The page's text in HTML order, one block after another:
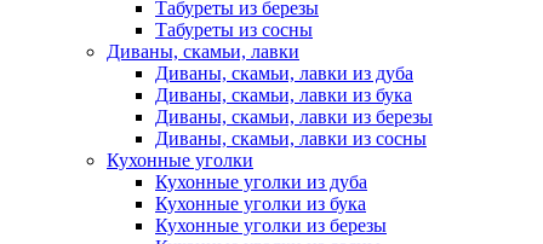
Табуреты из березы
Табуреты из сосны
Диваны, скамьи, лавки
Диваны, скамьи, лавки из дуба
Диваны, скамьи, лавки из бука
Диваны, скамьи, лавки из березы
Диваны, скамьи, лавки из сосны
Кухонные уголки
Кухонные уголки из дуба
Кухонные уголки из бука
Кухонные уголки из березы